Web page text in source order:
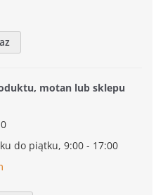
motan lub sklepu
do piątku, 9:00 - 17:00